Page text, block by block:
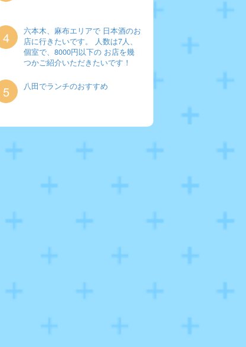
4
六本木、麻布エリアで 日本酒のお
店に行きたいです。 人数は7人、
個室で、8000円以下の お店を幾
つかご紹介いただきたいです！
5 八田でランチのおすすめ